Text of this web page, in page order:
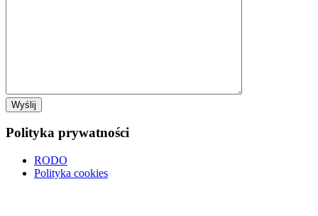
Polityka prywatności
RODO
Polityka cookies